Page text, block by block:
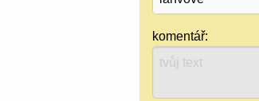
komentář: